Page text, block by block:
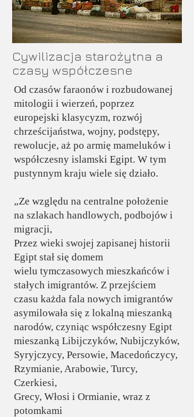
Cywilizacja starożytna a
czasy współczesne
Od czasów faraonów i rozbudowanej
mitologii i wierzeń, poprzez
europejski klasycyzm, rozwój
chrześcijaństwa, wojny, podstępy,
rewolucje, aż po armię mameluków i
współczesny islamski Egipt. W tym
pustynnym kraju wiele się działo.
„Ze względu na centralne położenie
na szlakach handlowych, podbojów i
migracji,
Przez wieki swojej zapisanej historii
Egipt stał się domem
wielu tymczasowych mieszkańców i
stałych imigrantów. Z przejściem
czasu każda fala nowych imigrantów
asymilowała się z lokalną mieszanką
narodów, czyniąc współczesny Egipt
mieszanką Libijczyków, Nubijczyków,
Syryjczycy, Persowie, Macedończycy,
Rzymianie, Arabowie, Turcy,
Czerkiesi,
Grecy, Włosi i Ormianie, wraz z
potomkami